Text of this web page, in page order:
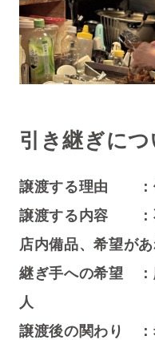
引き継ぎにつ
譲渡する理由 ：
譲渡する内容 ：
店内備品、希望が
継ぎ手への希望 ：
人
譲渡後の関わり ：